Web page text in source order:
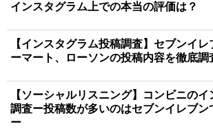
インスタグラム上での本当の評価は？
【インスタグラム投稿調査】セブンイレ
ーマート、ローソンの投稿内容を徹底調
【ソーシャルリスニング】コンビニの
調査ー投稿数が多いのはセブンイレブン
ー